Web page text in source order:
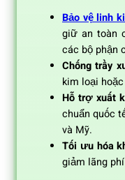
Bảo vệ linh
giữ an toàn
các bộ phận
Chống trầy
kim loại
Hỗ trợ xuất
chuẩn quốc
và Mỹ.
Tối ưu hóa
giảm lãng